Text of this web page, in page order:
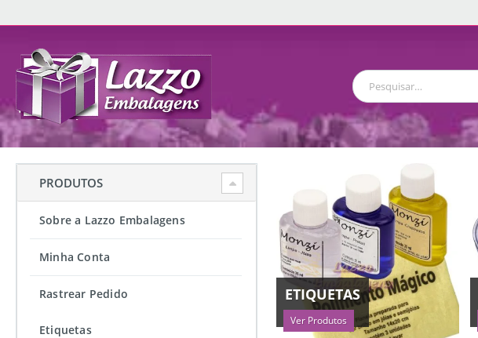
ETIQUETAS
Ver Produtos
PRODUTOS
Sobre a Lazzo Embalagens
Minha Conta
Rastrear Pedido
Etiquetas